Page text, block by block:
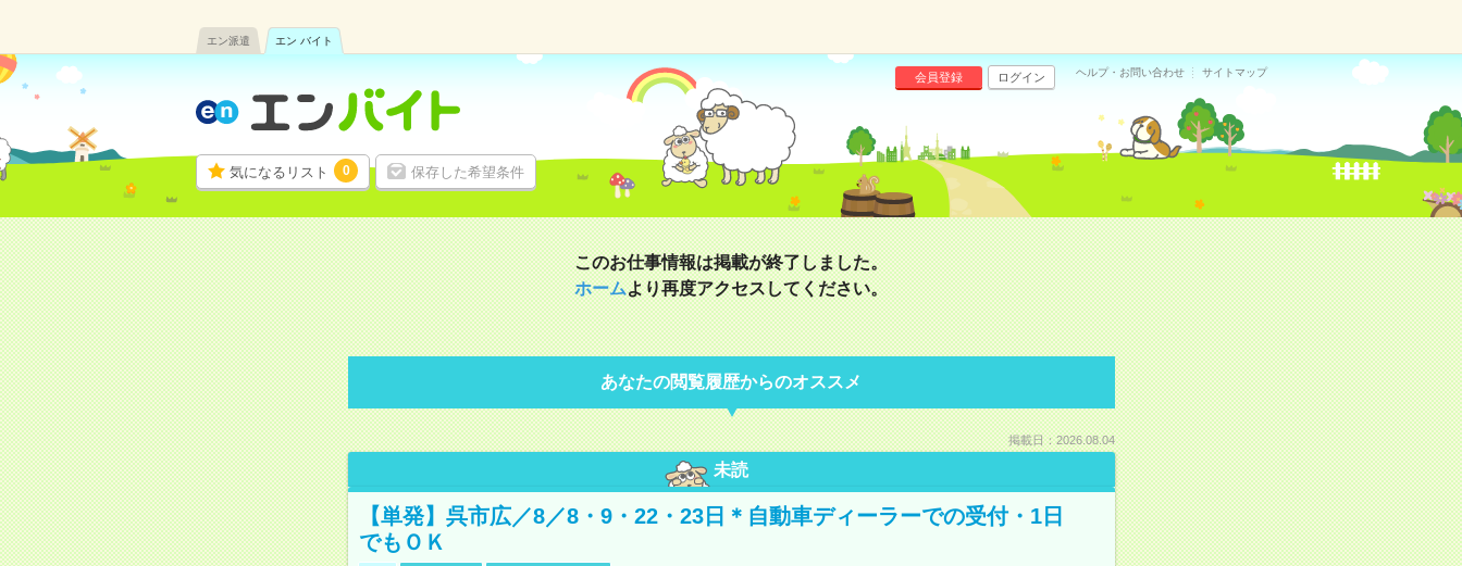
エン派遣 エン バイト
気になるリスト 0 保存した希望条件
会員登録 ログイン ヘルプ・お問い合わせ サイトマップ
このお仕事情報は掲載が終了しました。
ホームより再度アクセスしてください。
あなたの閲覧履歴からのオススメ
掲載日：2026.08.04
未読
【単発】呉市広／8／8・9・22・23日＊自動車ディーラーでの受付・1日
でもＯＫ